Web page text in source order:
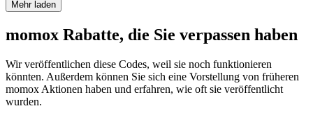
Mehr laden
momox Rabatte, die Sie verpassen haben
Wir veröffentlichen diese Codes, weil sie noch funktionieren
könnten. Außerdem können Sie sich eine Vorstellung von früheren
momox Aktionen haben und erfahren, wie oft sie veröffentlicht
wurden.